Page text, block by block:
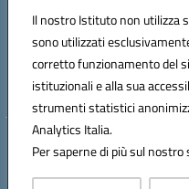
Il nostro Istituto non utilizza
sono utilizzati
corretto funzionamento del
istituzionali e alla sua
strumenti statistici
Analytics Italia.
Per saperne di più sul
Codice fiscale: 83002470876
Codice meccanografico:
Codice Indice delle Pubbliche
Codice unico di fatturazione (CUF):
Hosting &
Concept &